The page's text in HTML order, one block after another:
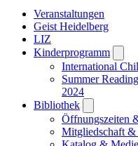
Veranstaltungen
Geist Heidelberg
LIZ
Kinderprogramm
International
Summer
2024
Bibliothek
submenu
Öffnungszeiten
Mitgliedschaft &